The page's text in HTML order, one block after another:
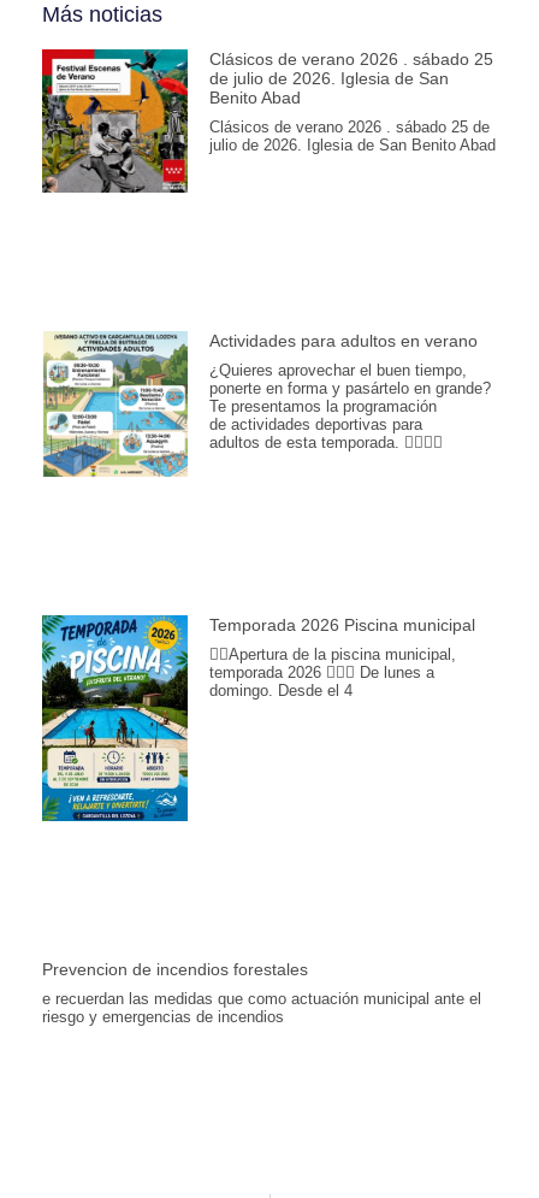
Más noticias
Clásicos de verano 2026 . sábado 25
de julio de 2026. Iglesia de San
Benito Abad
Clásicos de verano 2026 . sábado 25 de
julio de 2026. Iglesia de San Benito Abad
Actividades para adultos en verano
¿Quieres aprovechar el buen tiempo,
ponerte en forma y pasártelo en grande?
Te presentamos la programación
de actividades deportivas para
adultos de esta temporada. 🏊‍♂️💪🎾
Temporada 2026 Piscina municipal
🏊‍♀️Apertura de la piscina municipal,
temporada 2026 🏊🏽📆 De lunes a
domingo. Desde el 4
Prevencion de incendios forestales
e recuerdan las medidas que como actuación municipal ante el
riesgo y emergencias de incendios